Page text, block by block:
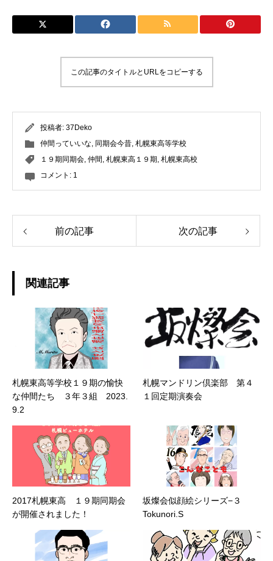
この記事のタイトルとURLをコピーする
投稿者: 37Deko
仲間っていいな 同期会今昔 札幌東高等学校
１９期同期会 仲間 札幌東高１９期 札幌東高校
コメント: 1
前の記事 次の記事
関連記事
札幌東高等学校１９期の愉快
な仲間たち ３年３組 2023.
9.2
札幌マンドリン倶楽部 第４
１回定期演奏会
2017札幌東高 １９期同期会
が開催されました！
坂燦会似顔絵シリーズ−３
Tokunori.S